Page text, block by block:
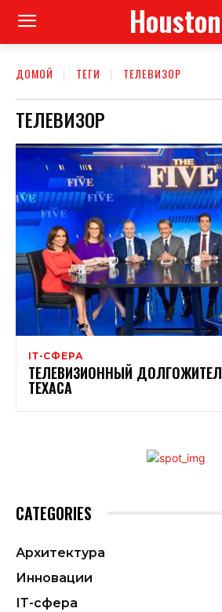
Houston
ДОМОЙ ТЕГИ ТЕЛЕВИЗОР
ТЕЛЕВИЗОР
ІТ-СФЕРА
ТЕЛЕВИЗИОННЫЙ
ТЕХАСА
CATEGORIES
Архитектура
Инновации
ІТ-сфера